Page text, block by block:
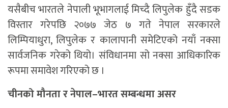
यसैबीच भारतले नेपाली भूभागलाई मिच्दै लिपुलेक हुँदै सडक
विस्तार गरेपछि २०७७ जेठ ७ गते नेपाल सरकारले
लिम्पियाधुरा, लिपुलेक र कालापानी समेटिएको नयाँ नक्सा
सार्वजनिक गरेको थियो। संविधानमा सो नक्सा आधिकारिक
रूपमा समावेश गरिएको छ ।
चीनको मौनता र नेपाल–भारत सम्बन्धमा असर